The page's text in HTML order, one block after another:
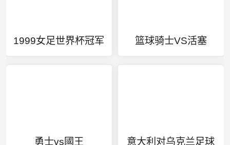
1999女足世界杯冠军 篮球骑士VS活塞
勇士vs國王 意大利对乌克兰足球